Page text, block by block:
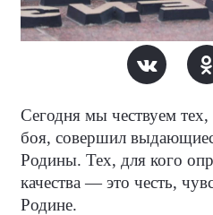
Сегодня мы чествуем тех,
боя, совершил
Родины. Тех, для кого
качества — это честь,
Родине.